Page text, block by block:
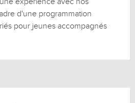
d'une programmation
pour jeunes accompagnés